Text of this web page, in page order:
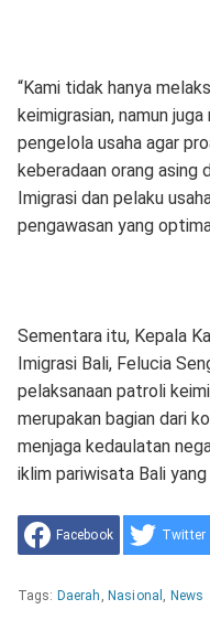
“Kami tidak hanya
keimigrasian, namun
pengelola usaha agar
keberadaan orang asing
Imigrasi dan pelaku
pengawasan yang
Sementara itu, Kepala
Imigrasi Bali, Felucia
pelaksanaan patroli
merupakan bagian dari
menjaga kedaulatan
iklim pariwisata Bali
Facebook Twitter
Tags: Daerah , Nasional , News